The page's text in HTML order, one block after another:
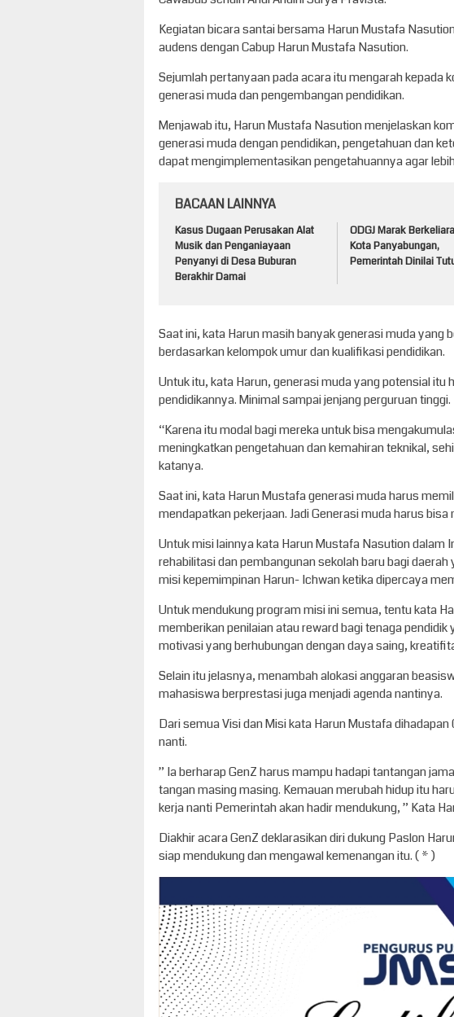
Kegiatan bicara santai bersama Harun Mustafa
audens dengan Cabup Harun Mustafa Nasution.
Sejumlah pertanyaan pada acara itu mengarah kepada
generasi muda dan pengembangan pendidikan.
Menjawab itu, Harun Mustafa Nasution menjelaskan
generasi muda dengan pendidikan, pengetahuan dan
dapat mengimplementasikan pengetahuannya agar
BACAAN LAINNYA
Kasus Dugaan Perusakan Alat
Musik dan Penganiayaan
Penyanyi di Desa Buburan
Berakhir Damai
ODGJ Marak
Kota Panyabungan,
Pemerintah Dinilai
Saat ini, kata Harun masih banyak generasi muda yang
berdasarkan kelompok umur dan kualifikasi pendidikan.
Untuk itu, kata Harun, generasi muda yang potensial
pendidikannya. Minimal sampai jenjang perguruan tinggi.
“Karena itu modal bagi mereka untuk bisa
meningkatkan pengetahuan dan kemahiran teknikal,
katanya.
Saat ini, kata Harun Mustafa generasi muda harus
mendapatkan pekerjaan. Jadi Generasi muda harus bisa
Untuk misi lainnya kata Harun Mustafa Nasution dalam
rehabilitasi dan pembangunan sekolah baru bagi
misi kepemimpinan Harun- Ichwan ketika dipercaya
Untuk mendukung program misi ini semua, tentu kata
memberikan penilaian atau reward bagi tenaga
motivasi yang berhubungan dengan daya saing,
Selain itu jelasnya, menambah alokasi anggaran
mahasiswa berprestasi juga menjadi agenda nantinya.
Dari semua Visi dan Misi kata Harun Mustafa
nanti.
” Ia berharap GenZ harus mampu hadapi tantangan
tangan masing masing. Kemauan merubah hidup itu
kerja nanti Pemerintah akan hadir mendukung, ” Kata
Diakhir acara GenZ deklarasikan diri dukung Paslon
siap mendukung dan mengawal kemenangan itu. ( * )